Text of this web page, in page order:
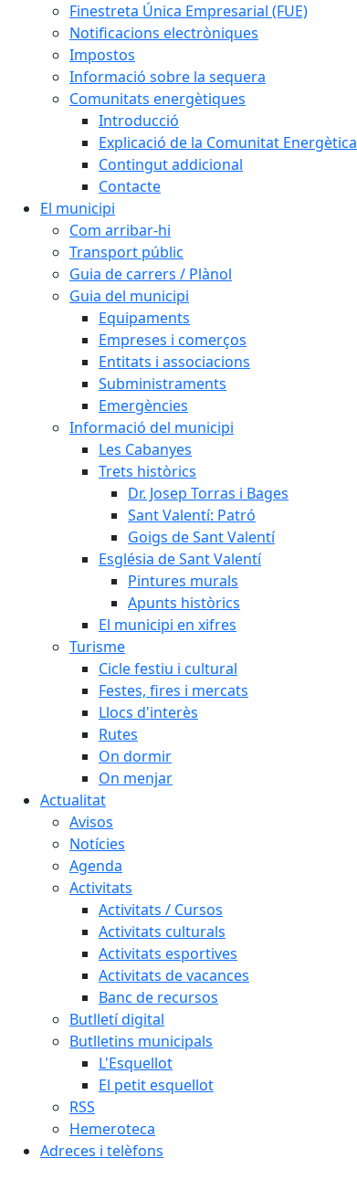
Finestreta Única Empresarial (FUE)
Notificacions electròniques
Impostos
Informació sobre la sequera
Comunitats energètiques
Introducció
Explicació de la Comunitat Energètica
Contingut addicional
Contacte
El municipi
Com arribar-hi
Transport públic
Guia de carrers / Plànol
Guia del municipi
Equipaments
Empreses i comerços
Entitats i associacions
Subministraments
Emergències
Informació del municipi
Les Cabanyes
Trets històrics
Dr. Josep Torras i Bages
Sant Valentí: Patró
Goigs de Sant Valentí
Església de Sant Valentí
Pintures murals
Apunts històrics
El municipi en xifres
Turisme
Cicle festiu i cultural
Festes, fires i mercats
Llocs d'interès
Rutes
On dormir
On menjar
Actualitat
Avisos
Notícies
Agenda
Activitats
Activitats / Cursos
Activitats culturals
Activitats esportives
Activitats de vacances
Banc de recursos
Butlletí digital
Butlletins municipals
L'Esquellot
El petit esquellot
RSS
Hemeroteca
Adreces i telèfons